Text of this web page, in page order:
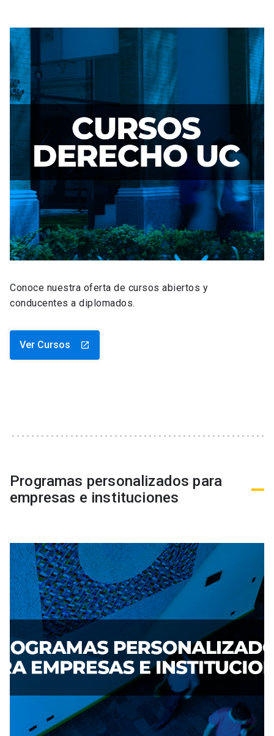
Conoce nuestra oferta de cursos abiertos y
conducentes a diplomados.
Ver Cursos launch
Programas personalizados para
empresas e instituciones